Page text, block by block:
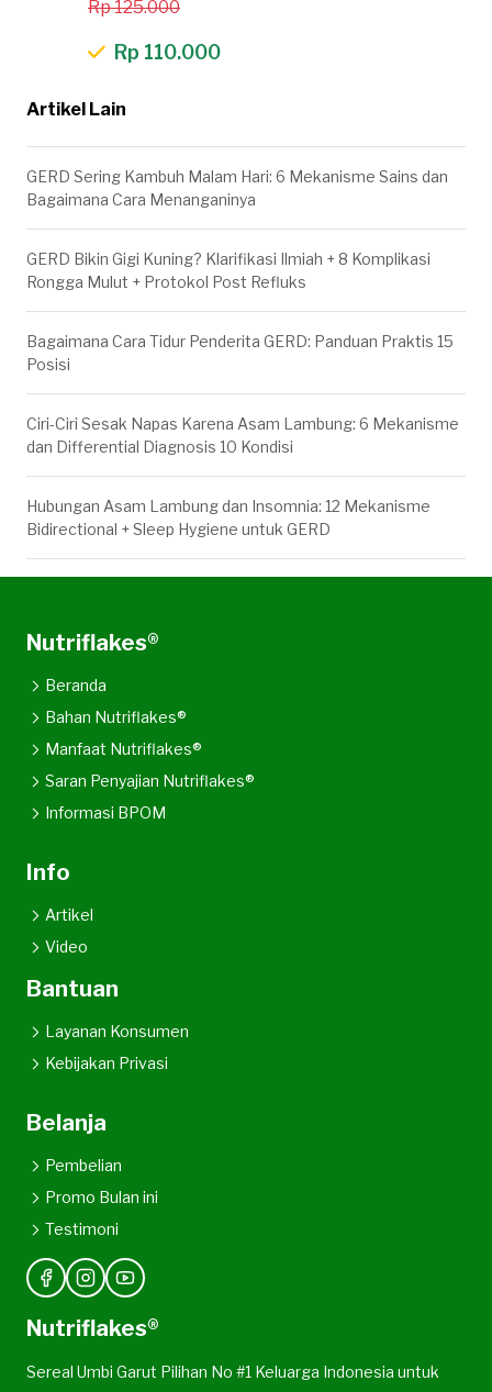
Rp 125.000
Rp 110.000
Artikel Lain
GERD Sering Kambuh Malam Hari: 6 Mekanisme Sains dan
Bagaimana Cara Menanganinya
GERD Bikin Gigi Kuning? Klarifikasi Ilmiah + 8 Komplikasi
Rongga Mulut + Protokol Post Refluks
Bagaimana Cara Tidur Penderita GERD: Panduan Praktis 15
Posisi
Ciri-Ciri Sesak Napas Karena Asam Lambung: 6 Mekanisme
dan Differential Diagnosis 10 Kondisi
Hubungan Asam Lambung dan Insomnia: 12 Mekanisme
Bidirectional + Sleep Hygiene untuk GERD
Nutriflakes®
Beranda
Bahan Nutriflakes®
Manfaat Nutriflakes®
Saran Penyajian Nutriflakes®
Informasi BPOM
Info
Artikel
Video
Bantuan
Layanan Konsumen
Kebijakan Privasi
Belanja
Pembelian
Promo Bulan ini
Testimoni
Nutriflakes®
Sereal Umbi Garut Pilihan No #1 Keluarga Indonesia untuk